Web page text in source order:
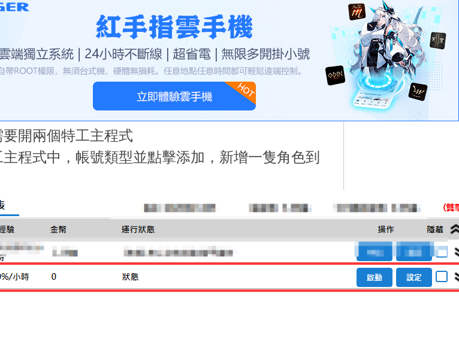
開兩個特工主程式
程式中，帳號類型並點擊添加，新增一隻角色到